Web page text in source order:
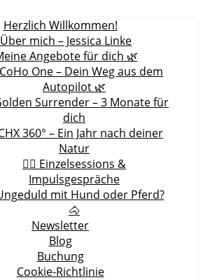
Herzlich Willkommen!
mich – Jessica Linke
Angebote für dich 🌿
One – Dein Weg aus dem
Autopilot 🌿
Surrender – 3 Monate für
dich
360° – Ein Jahr nach deiner
Natur
🧘‍♀️ Einzelsessions &
Impulsgespräche
mit Hund oder Pferd?
🐴
Newsletter
Blog
Buchung
Cookie-Richtlinie